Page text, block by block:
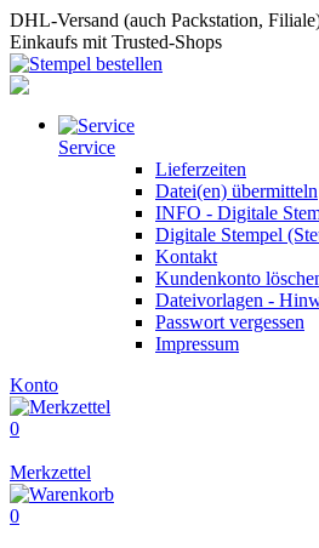
DHL-Versand (auch Packstation,
Einkaufs mit Trusted-Shops
Service
Lieferzeiten
Datei(en) übermitteln
INFO - Digitale
Digitale Stempel
Kontakt
Kundenkonto
Dateivorlagen -
Passwort vergessen
Impressum
Konto
0
Merkzettel
0